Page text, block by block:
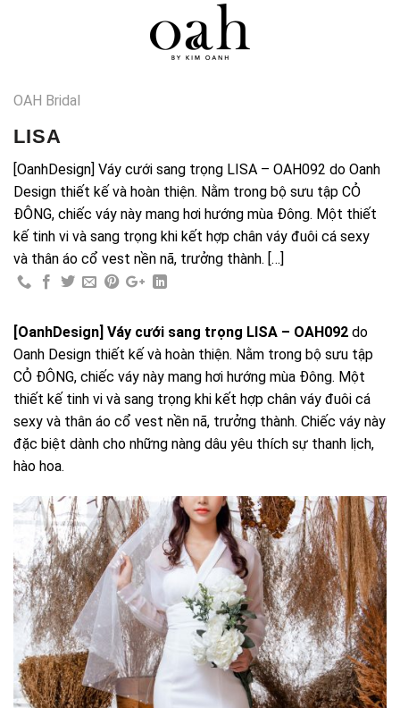
OAH Bridal
LISA
[OanhDesign] Váy cưới sang trọng LISA – OAH092 do Oanh
Design thiết kế và hoàn thiện. Nằm trong bộ sưu tập CỎ
ĐÔNG, chiếc váy này mang hơi hướng mùa Đông. Một thiết
kế tinh vi và sang trọng khi kết hợp chân váy đuôi cá sexy
và thân áo cổ vest nền nã, trưởng thành. […]
[OanhDesign] Váy cưới sang trọng LISA – OAH092 do
Oanh Design thiết kế và hoàn thiện. Nằm trong bộ sưu tập
CỎ ĐÔNG, chiếc váy này mang hơi hướng mùa Đông. Một
thiết kế tinh vi và sang trọng khi kết hợp chân váy đuôi cá
sexy và thân áo cổ vest nền nã, trưởng thành. Chiếc váy này
đặc biệt dành cho những nàng dâu yêu thích sự thanh lịch,
hào hoa.